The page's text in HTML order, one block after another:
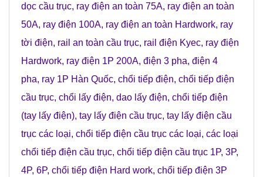
dọc cầu trục, ray điện an toàn 75A, ray điện an toàn
50A, ray điện 100A, ray điện an toàn Hardwork, ray
tời điện, rail an toàn cầu trục, rail điện Kyec, ray điện
Hardwork, ray điện 1P 200A, điện 3 pha, điện 4
pha, ray 1P Hàn Quốc, chổi tiếp điện, chổi tiếp điện
cầu trục, chổi lấy điện, dao lấy điện, chổi tiếp điện
(tay lấy điện), tay lấy điện cầu trục, tay lấy điện cầu
trục các loại, chổi tiếp điện cầu trục các loại, các loại
chổi tiếp điện cầu trục, chổi tiếp điện cầu trục 1P, 3P,
4P, 6P, chổi tiếp điện Hard work, chổi tiếp điện 3P